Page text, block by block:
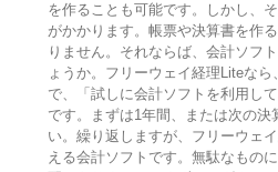
を作ることも可能です。しかし、
がかかります。帳票や決算書を作
りません。それならば、会計ソフ
ょうか。フリーウェイ経理Liteな
で、「試しに会計ソフトを利用し
です。まずは1年間、または次の決
い。繰り返しますが、フリーウェ
える会計ソフトです。無駄なもの